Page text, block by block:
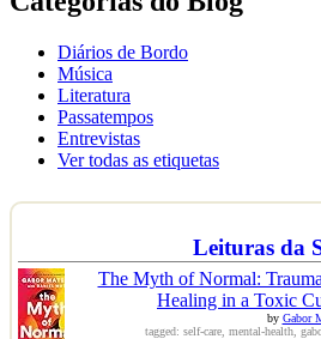
Diários de Bordo
Música
Literatura
Passatempos
Entrevistas
Ver todas as etiquetas
Leituras da
The Myth of Normal:
Healing in a Toxic
by Gabor
tagged: self-care, mental-health,